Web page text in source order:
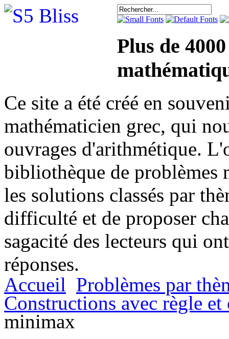
Plus de
Ce site a été créé en
mathématicien grec, qui
ouvrages d'arithmétique.
bibliothèque de problèmes
les solutions classés par
difficulté et de proposer
sagacité des lecteurs qui
réponses.
Accueil Problèmes par
Constructions avec règle et
minimax